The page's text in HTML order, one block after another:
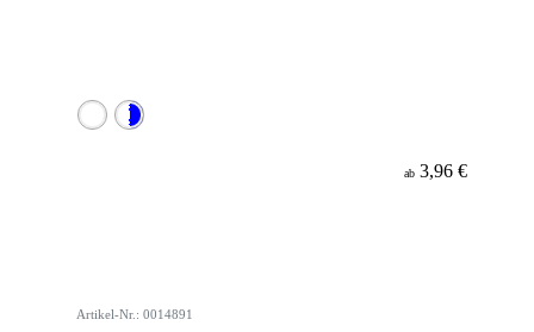
ab 3,96 €
Artikel-Nr.: 0014891